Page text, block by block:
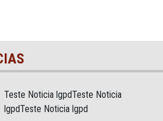
Teste Noticia lgpdTeste Noticia
lgpdTeste Noticia lgpd